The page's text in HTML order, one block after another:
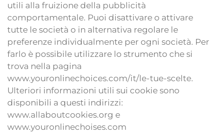
utili alla fruizione della pubblicità
comportamentale. Puoi disattivare o attivare
tutte le società o in alternativa regolare le
preferenze individualmente per ogni società. Per
farlo è possibile utilizzare lo strumento che si
trova nella pagina
www.youronlinechoices.com/it/le-tue-scelte.
Ulteriori informazioni utili sui cookie sono
disponibili a questi indirizzi:
www.allaboutcookies.org e
www.youronlinechoises.com